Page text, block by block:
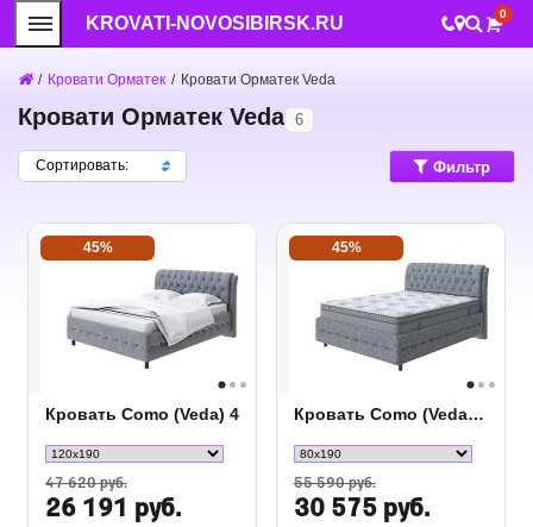
KROVATI-NOVOSIBIRSK.RU 0
/ Кровати Орматек / Кровати Орматек Veda
Кровати Орматек Veda 6
Сортировать: Фильтр
45%
Кровать Como (Veda) 4
47 620 руб.
26 191 руб.
45%
Кровать Como (Veda) 4 Grand
55 590 руб.
30 575 руб.